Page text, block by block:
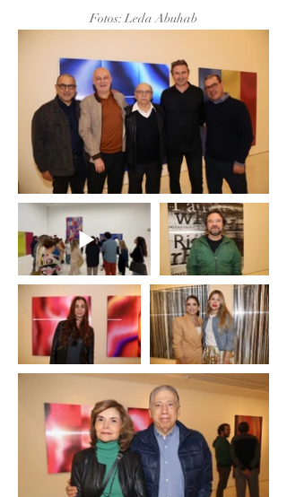
Fotos: Leda Abuhab